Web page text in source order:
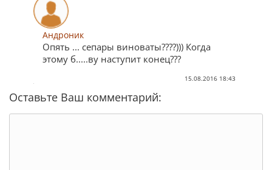
Андроник
Опять ... сепары виноваты????))) Когда
этому б.....ву наступит конец???
15.08.2016 18:43
Оставьте Ваш комментарий: